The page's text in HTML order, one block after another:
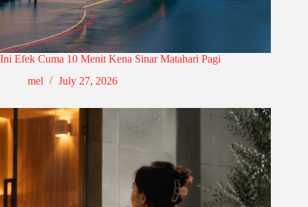
Ini Efek Cuma 10 Menit Kena Sinar Matahari Pagi
mel
July 27, 2026